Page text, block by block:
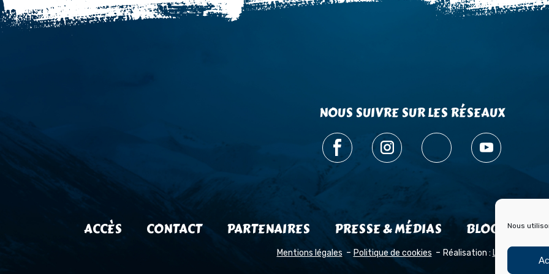
Nous
NOUS SUIVRE SUR LES RÉSEAUX
ACCÈS CONTACT PARTENAIRES PRESSE & MÉDIAS BLOG
Mentions légales Politique de cookies Réalisation : Laetimprove